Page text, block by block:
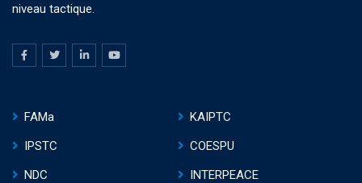
niveau tactique.
FAMa
KAIPTC
IPSTC
COESPU
NDC
INTERPEACE